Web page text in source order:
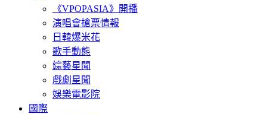
《VPOPASIA》開播
演唱會搶票情報
日韓爆米花
歌手動態
綜藝星聞
戲劇星聞
娛樂電影院
國際